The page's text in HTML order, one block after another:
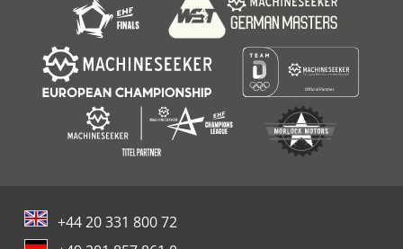
+44 20 331 800 72